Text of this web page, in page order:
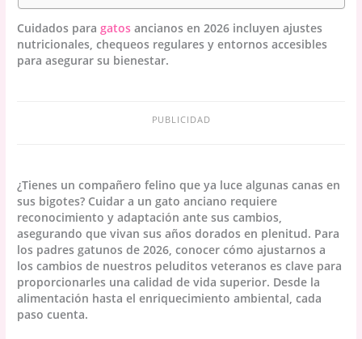
Cuidados paragatos ancianos en 2026 incluyen ajustes
nutricionales, chequeos regulares y entornos accesibles
para asegurar su bienestar.
PUBLICIDAD
¿Tienes un compañero felino que ya luce algunas canas en
sus bigotes? Cuidar a un gato anciano requiere
reconocimiento y adaptación ante sus cambios,
asegurando que vivan sus años dorados en plenitud. Para
los padres gatunos de 2026, conocer cómo ajustarnos a
los cambios de nuestros peluditos veteranos es clave para
proporcionarles una calidad de vida superior. Desde la
alimentación hasta el enriquecimiento ambiental, cada
paso cuenta.